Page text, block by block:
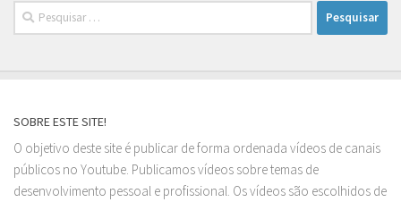
Pesquisar
por:
SOBRE ESTE SITE!
O objetivo deste site é publicar de forma ordenada vídeos de canais
públicos no Youtube. Publicamos vídeos sobre temas de
desenvolvimento pessoal e profissional. Os vídeos são escolhidos de